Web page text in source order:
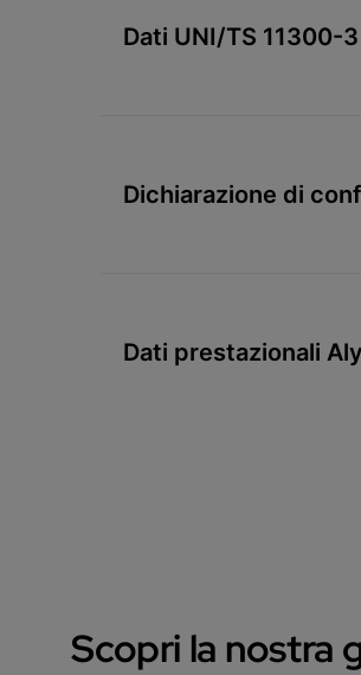
Dati UNI/TS 11300-
Dichiarazione di
Dati prestazionali
Scopri la nostra